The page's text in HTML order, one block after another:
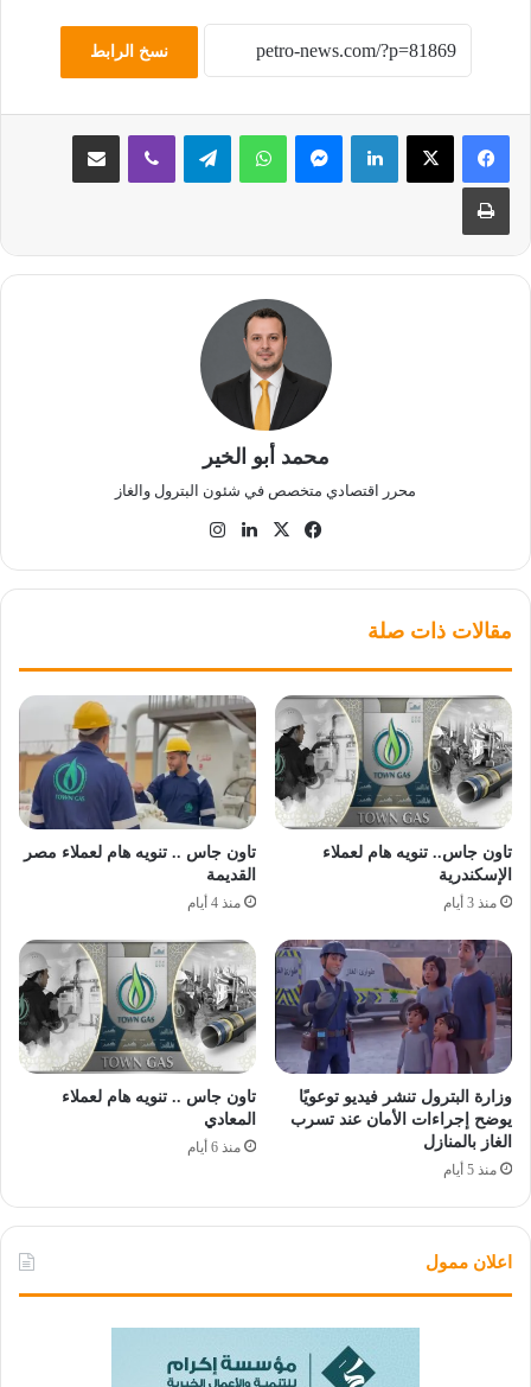
نسخ الرابط
لينكدإن ماسنجر واتساب تيلقرام ڤايبر مشاركة عبر البريد
طباعة
محمد أبو الخير
محرر اقتصادي متخصص في شئون البترول والغاز
فيسبوك
‫X لينكدإن
مقالات ذات صلة
تاون جاس.. تنويه هام لعملاء
الإسكندرية
منذ 3 أيام
تاون جاس .. تنويه هام لعملاء مصر
القديمة
منذ 4 أيام
وزارة البترول تنشر فيديو توعويًا
يوضح إجراءات الأمان عند تسرب
الغاز بالمنازل
منذ 5 أيام
تاون جاس .. تنويه هام لعملاء
المعادي
منذ 6 أيام
اعلان ممول